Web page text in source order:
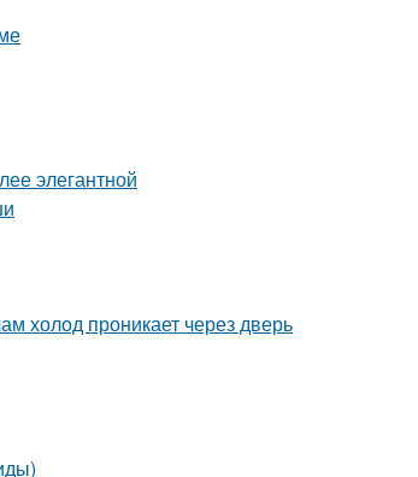
элегантной
холод проникает через дверь